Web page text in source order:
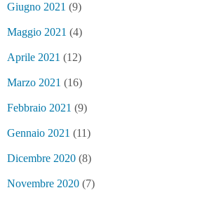
Giugno 2021 (9)
Maggio 2021 (4)
Aprile 2021 (12)
Marzo 2021 (16)
Febbraio 2021 (9)
Gennaio 2021 (11)
Dicembre 2020 (8)
Novembre 2020 (7)